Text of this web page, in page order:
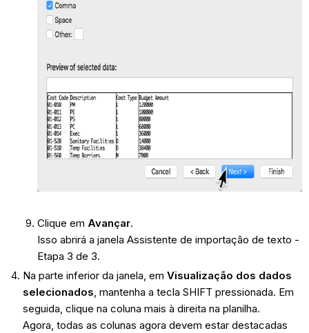
Clique em Avançar.
Isso abrirá a janela Assistente de importação de texto -
Etapa 3 de 3.
Na parte inferior da janela, em Visualização dos dados
selecionados, mantenha a tecla SHIFT pressionada. Em
seguida, clique na coluna mais à direita na planilha.
Agora, todas as colunas agora devem estar destacadas